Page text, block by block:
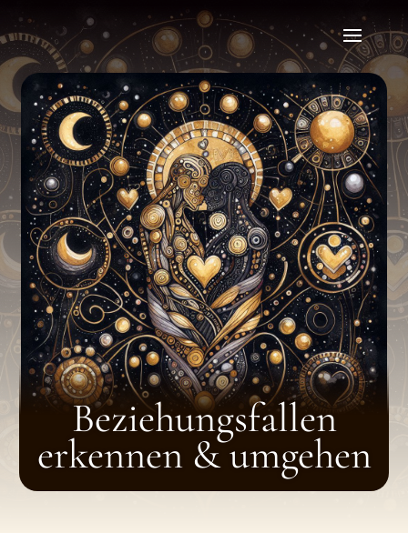
Beziehungsfallen
erkennen & umgehen